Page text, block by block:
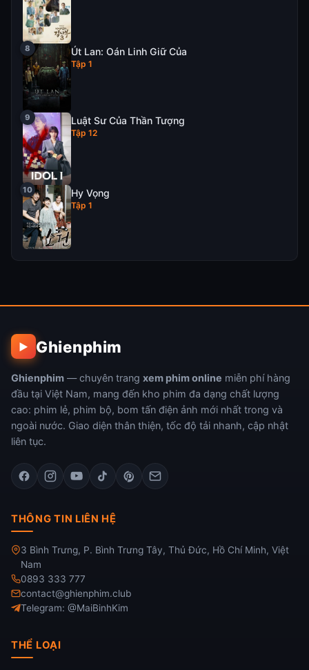
Út Lan: Oán Linh Giữ Của
Tập 1
Luật Sư Của Thần Tượng
Tập 12
Hy Vọng
Tập 1
▶ Ghienphim
Ghienphim — chuyên trang xem phim online miễn phí hàng
đầu tại Việt Nam, mang đến kho phim đa dạng chất lượng
cao: phim lẻ, phim bộ, bom tấn điện ảnh mới nhất trong và
ngoài nước. Giao diện thân thiện, tốc độ tải nhanh, cập nhật
liên tục.
THÔNG TIN LIÊN HỆ
3 Bình Trưng, P. Bình Trưng Tây, Thủ Đức, Hồ Chí Minh, Việt
Nam
0893 333 777
contact@ghienphim.club
Telegram: @MaiBinhKim
THỂ LOẠI